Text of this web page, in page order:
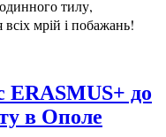
тилу,
мрій і побажань!
до
в Ополе